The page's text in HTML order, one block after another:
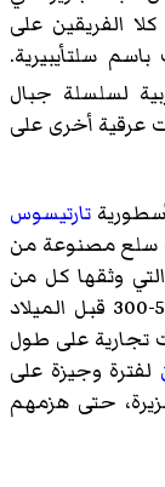
الفريقين على
سلتأيبيرية.
لسلسلة جبال
عرقية أخرى على
تارتيسوس
سلع مصنوعة من
وثقها كل من
. بين حوالي 500-300 قبل الميلاد
تجارية على طول
لفترة وجيزة على
حتى هزمهم